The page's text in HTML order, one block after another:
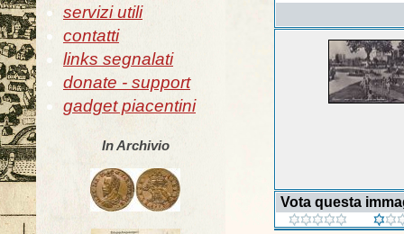
servizi utili
contatti
links segnalati
donate - support
gadget piacentini
In Archivio
Vota questa